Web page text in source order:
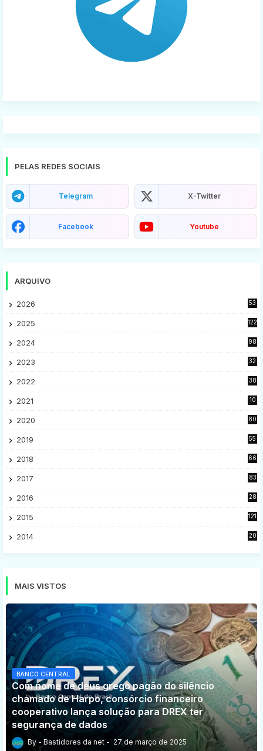
PELAS REDES SOCIAIS
Telegram X-Twitter
Facebook Youtube
ARQUIVO
2026 53
2025 122
2024 98
2023
32
2022
38
2021
10
2020
80
2019
55
2018
66
2017
83
2016
28
2015
121
2014
20
MAIS VISTOS
BANCO CENTRAL
Com nome de deus grego pagão do silêncio
chamado de Harpo, consórcio financeiro
cooperativo lança solução para DREX ter
segurança de dados
Bastidores da net 27 de março de 2025